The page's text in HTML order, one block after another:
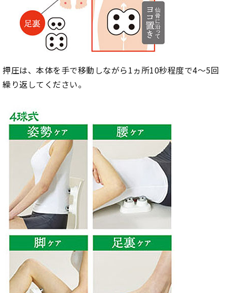
押圧は、本体を手で移動しながら1ヵ所10秒程度で4～5回
繰り返してください。